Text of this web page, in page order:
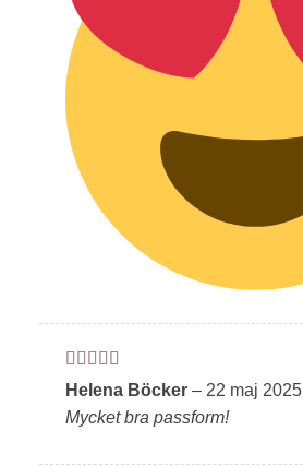
Betygsatt5
av 5
Helena Böcker – 22 maj 2025
Mycket bra passform!